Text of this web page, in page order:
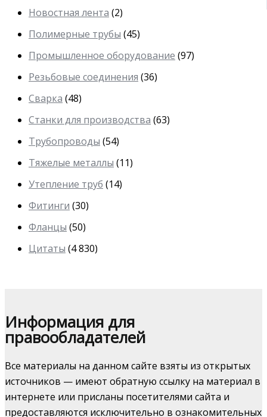
Новостная лента (2)
Полимерные трубы (45)
Промышленное оборудование (97)
Резьбовые соединения (36)
Сварка (48)
Станки для производства (63)
Трубопроводы (54)
Тяжелые металлы (11)
Утепление труб (14)
Фитинги (30)
Фланцы (50)
Цитаты (4 830)
Информация для
правообладателей
Все материалы на данном сайте взяты из открытых
источников — имеют обратную ссылку на материал в
интернете или присланы посетителями сайта и
предоставляются исключительно в ознакомительных